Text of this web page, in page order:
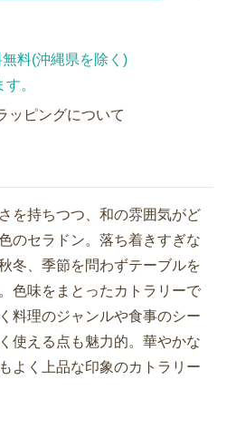
料(沖縄県を除く)
。
ッピングについて
を持ちつつ、和の雰囲気がど
のセラドン。落ち着きすぎな
冬、季節を問わずテーブルを
色味をまとったカトラリーで
料理のジャンルや食事のシー
使える点も魅力的。華やかな
よく上品な印象のカトラリー